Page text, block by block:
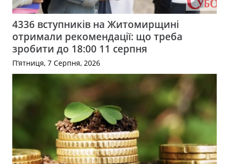
4336 вступників на Житомирщині
отримали рекомендації: що треба
зробити до 18:00 11 серпня
П’ятниця, 7 Серпня, 2026